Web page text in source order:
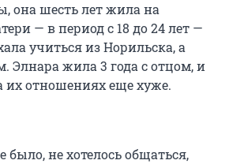
она шесть лет жила на
— в период с 18 до 24 лет —
учиться из Норильска, а
Элнара жила 3 года с отцом, и
их отношениях еще хуже.
не хотелось общаться,